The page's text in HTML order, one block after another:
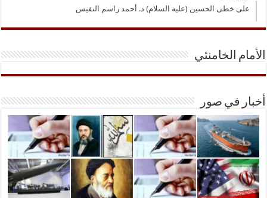
على خطى الحسين (عليه السلام) د. أحمد راسم النفيس
الأمام الخامنئي
أخبار في صور